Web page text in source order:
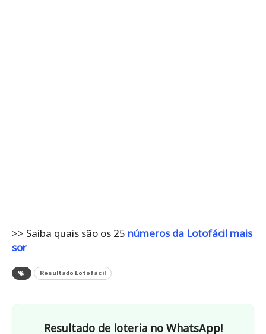
>> Saiba quais são os 25 números da Lotofácil mais
sor
Resultado Lotofácil
Resultado de loteria no WhatsApp!